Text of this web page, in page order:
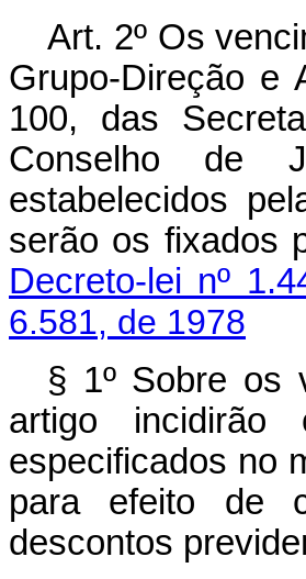
Art. 2º Os
Grupo-Direção e
100, das
Conselho de
estabelecidos
serão os fixados
Decreto-lei nº
6.581, de 1978
§ 1º Sobre os
artigo incidirão
especificados no
para efeito de
descontos